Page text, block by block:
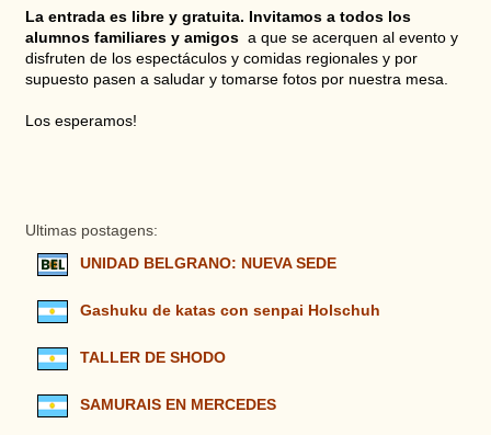
La entrada es libre y gratuita. Invitamos a todos los
alumnos familiares y amigos a que se acerquen al evento y
disfruten de los espectáculos y comidas regionales y por
supuesto pasen a saludar y tomarse fotos por nuestra mesa.
Los esperamos!
Ultimas postagens:
UNIDAD BELGRANO: NUEVA SEDE
Gashuku de katas con senpai Holschuh
TALLER DE SHODO
SAMURAIS EN MERCEDES